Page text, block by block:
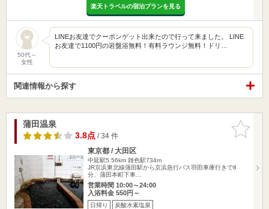
楽天トラベルの宿泊プランを見る
50代～
女性
LINEお友達でクーポンゲット出来たので行って来ました。 LINE
お友達で1100円の岩盤浴無料！有料ラウンジ無料！ドリ…
関連情報から探す
お気に入
りに追加
蒲田温泉
3.8点/ 34 件
東京都 / 大田区
中延駅5.56km 雑色駅734m
JR京浜東北線蒲田駅から京浜急行バス羽田車庫行きで8
分、蒲田本町下車…
営業時間 10:00～24:00
入浴料金 550円～
日帰り 炭酸水素塩泉